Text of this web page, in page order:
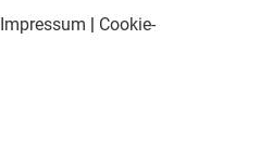
Impressum | Cookie-